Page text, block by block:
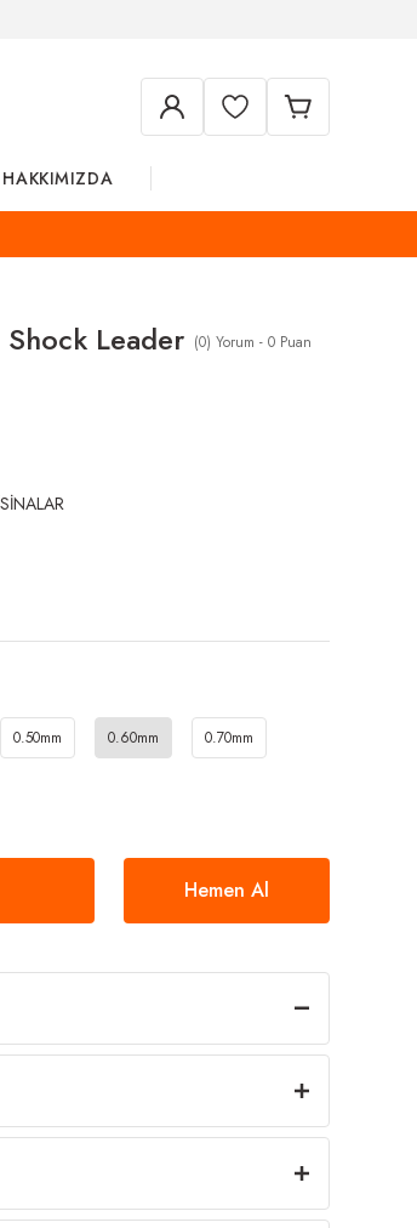
HAKKIMIZDA
Leader (0) Yorum - 0 Puan
0.50mm 0.60mm 0.70mm
Hemen Al